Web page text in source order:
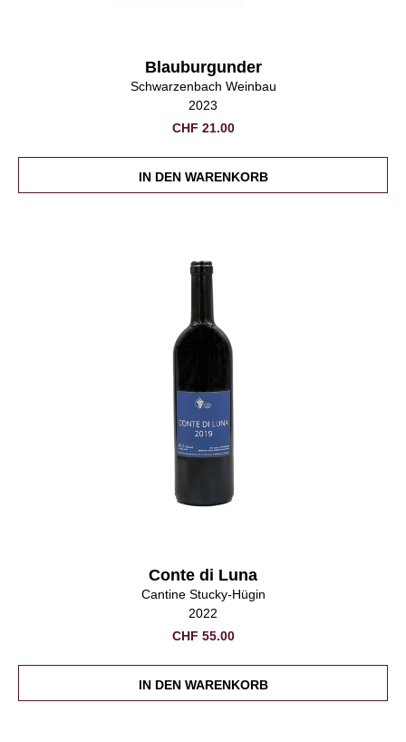
Blauburgunder
Schwarzenbach Weinbau
2023
CHF 21.00
IN DEN WARENKORB
Conte di Luna
Cantine Stucky-Hügin
2022
CHF 55.00
IN DEN WARENKORB